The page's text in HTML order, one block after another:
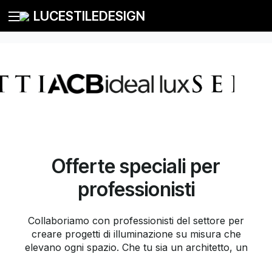
LUCESTILEDESIGN
Offerte speciali per
professionisti
Collaboriamo con professionisti del settore per
creare progetti di illuminazione su misura che
elevano ogni spazio. Che tu sia un architetto, un